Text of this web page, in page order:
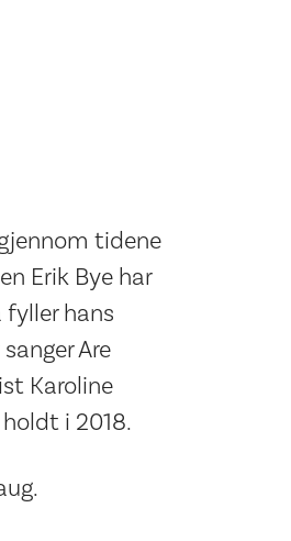
tidene
Erik Bye har
fyller hans
Are
Karoline
i 2018.